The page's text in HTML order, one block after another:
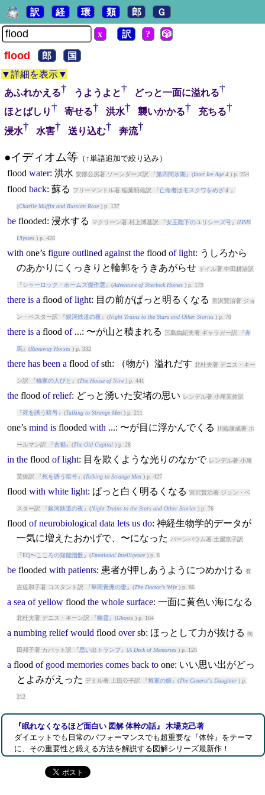
訳 経 環 類 郎 Ｇ
x 訳 ? 🎲
flood 郎
国
▼詳細を表示▼
あふれかえる† うようよと† どっと一面に溢れる†
ほとばしり† 寄せる† 洪水† 襲いかかる† 充ちる†
浸水† 水害† 送り込む† 奔流†
●イディオム等（ ↑単語追加で絞り込み）
flood water: 洪水 安部公房著 ソーンダーズ訳 『第四間氷期 』(Inter Ice Age 4) p. 254
flood back: 蘇る フリーマントル著 稲葉明雄訳 『亡命者はモスクワをめざす』
(Charlie Muffin and Russian Rose) p. 137
be flooded: 浸水する マクリーン著 村上博基訳 『女王陛下のユリシーズ号』(HMS
Ulysses) p. 428
with one’s figure outlined against the flood of light: うしろから
のあかりにくっきりと輪郭をうきあがらせ
ドイル著 中田耕治訳
『シャーロック・ホームズ傑作選 』(Adventure of Sherlock Homes) p. 179
there is a flood of light: 目の前がぱっと明るくなる 宮沢賢治著 ジョ
ン・ベスター訳 『銀河鉄道の夜 』(Night Trains to the Stars and Other Stories) p. 70
there is a flood of...: 〜が山と積まれる 三島由紀夫著 ギャラガー訳 『奔
馬』(Runaway Horses) p. 332
there has been a flood ofsth: （物が）溢れだす 北杜夫著 デニス・キー
ン訳 『楡家の人びと 』(The House of Nire) p. 441
the flood of relief: どっと湧いた安堵の思い レンデル著 小尾芙佐訳
『死を誘う暗号』(Talking to Strange Men) p. 211
one’s mind is flooded with ...: 〜が目に浮かんでくる 川端康成著 ホ
ールマン訳 『古都』(The Old Capital) p. 28
in the flood of light: 目を欺くような光りのなかで レンデル著 小尾
芙佐訳 『死を誘う暗号』(Talking to Strange Men) p. 427
flood with white light: ぱっと白く明るくなる 宮沢賢治著 ジョン・ベ
スター訳 『銀河鉄道の夜 』(Night Trains to the Stars and Other Stories) p. 76
flood of neurobiological data lets us do: 神経生物学的データが
一気に増えたおかげで、〜になった
バーンバウム著 土屋京子訳
『EQ〜こころの知能指数』(Emotional Intelligence) p. 8
be flooded with patients: 患者が押しあうようにつめかける 有
吉佐和子著 コスタント訳 『華岡青洲の妻』(The Doctor's Wife) p. 86
a sea of yellow flood the whole surface: 一面に黄色い海になる
北杜夫著 デニス・キーン訳 『幽霊』(Ghosts) p. 164
a numbing relief would flood oversb: ほっとして力が抜ける 向
田邦子著 カバット訳 『思い出トランプ』(A Deck of Memories) p. 126
a flood of good memories comes back toone: いい思い出がどっ
とよみがえった
デミル著 上田公子訳 『将軍の娘 』(The General's Daughter) p.
212
『眠れなくなるほど面白い 図解 体幹の話』 木場克己著
ダイエットでも日常のパフォーマンスでも超重要な『体幹』をテーマ
に、その重要性と鍛える方法を解説する図解シリーズ最新作！